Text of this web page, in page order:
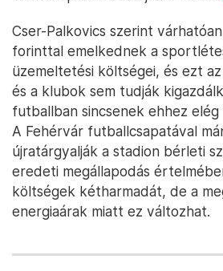
Cser-Palkovics szerint
forinttal emelkednek a
üzemeltetési költségei, és ezt
és a klubok sem tudják
futballban sincsenek ehhez
A Fehérvár futballcsapatával
újratárgyalják a stadion bérleti
eredeti megállapodás
költségek kétharmadát, de a
energiaárak miatt ez változhat.